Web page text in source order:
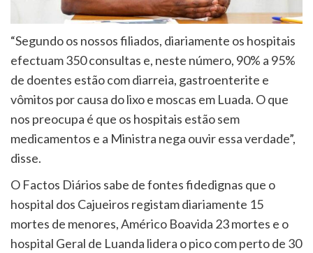
“Segundo os nossos filiados, diariamente os hospitais
efectuam 350 consultas e, neste número, 90% a 95%
de doentes estão com diarreia, gastroenterite e
vômitos por causa do lixo e moscas em Luada. O que
nos preocupa é que os hospitais estão sem
medicamentos e a Ministra nega ouvir essa verdade”,
disse.
O Factos Diários sabe de fontes fidedignas que o
hospital dos Cajueiros registam diariamente 15
mortes de menores, Américo Boavida 23 mortes e o
hospital Geral de Luanda lidera o pico com perto de 30